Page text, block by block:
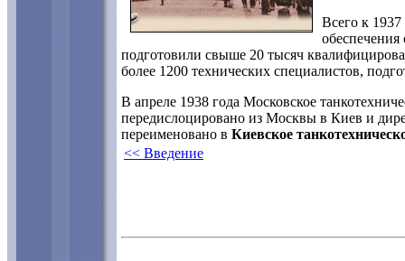
Всего к
подготовили свыше 20 тысяч
более 1200 технических специалистов,
В апреле 1938 года Московское
передислоцировано из Москвы в Киев и
переименовано в Киевское
<< Введение